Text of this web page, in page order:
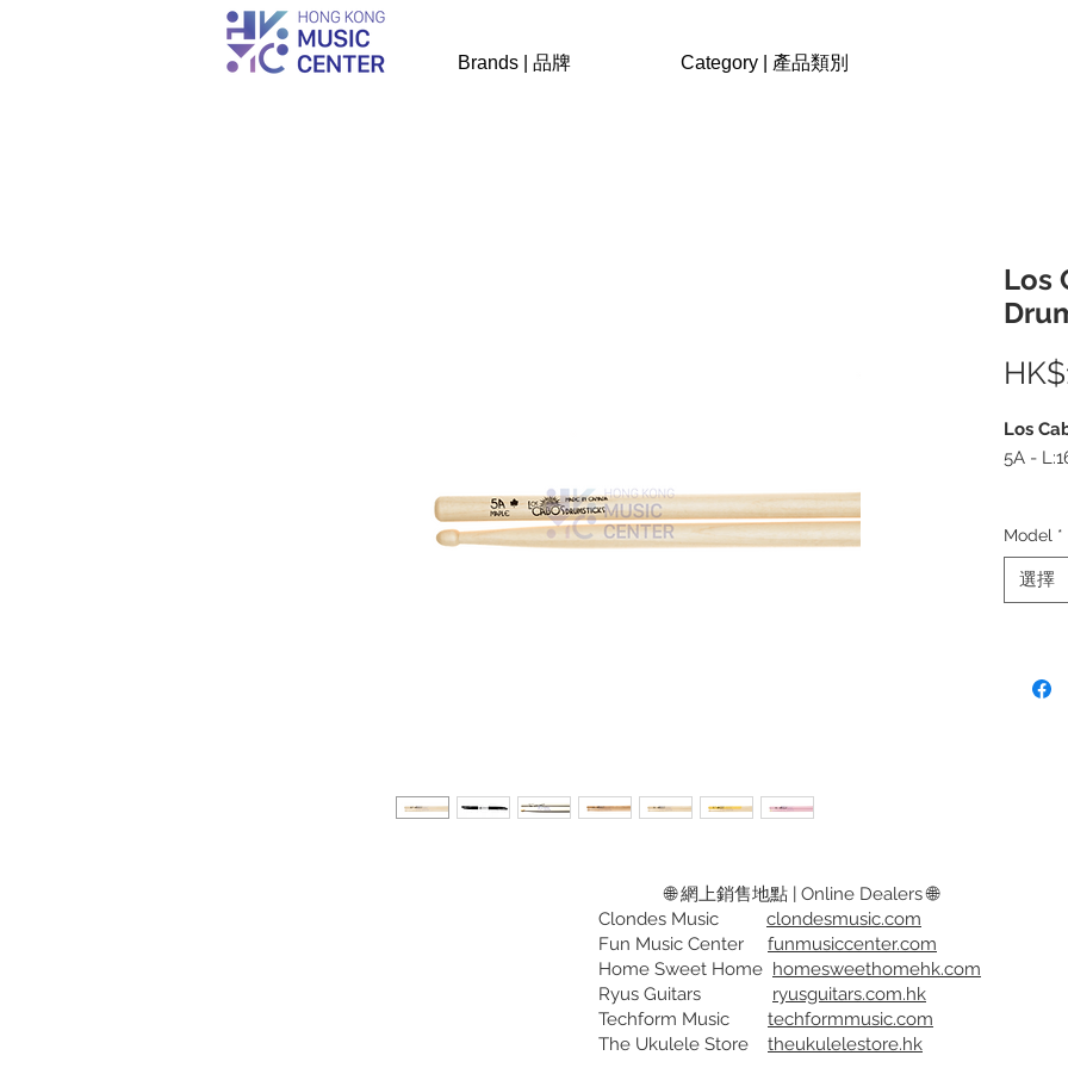
Brands | 品牌 Category | 產品類別
Los
Los
5A -
造質地
脆。
胡桃木
紅胡
Model *
選擇
🌐 網上銷售地點 | Online Dealers 🌐
Clondes Music clondesmusic.com
Fun Music Center funmusiccenter.com
Home Sweet Home homesweethomehk.com
Ryus Guitars ryusguitars.com.hk
Techform Music techformmusic.com
The Ukulele Store theukulelestore.hk